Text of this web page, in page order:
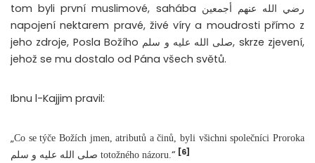
tom byli první muslimové, sahába رضي الله عنهم أجمعين
napojení nektarem pravé, živé víry a moudrosti přímo z
jeho zdroje, Posla Božího صلى الله عليه و سلم, skrze zjevení,
jehož se mu dostalo od Pána všech světů.
Ibnu l-Kajjim pravil:
„Co se týče Božích jmen, atributů a činů, byli všichni společníci Proroka
صلى الله عليه و سلم totožného názoru. “ [6]